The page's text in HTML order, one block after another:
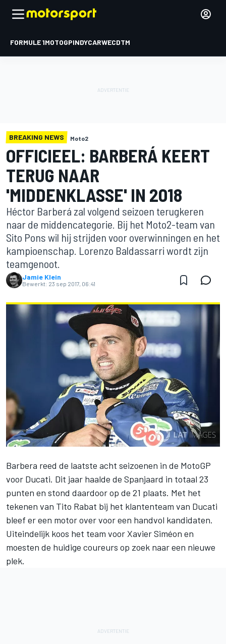
FORMULE 1MOTOGPINDYCARWECDTM
BREAKING NEWS Moto2
OFFICIEEL: BARBERÁ KEERT
TERUG NAAR
'MIDDENKLASSE' IN 2018
Héctor Barberá zal volgend seizoen terugkeren
naar de middencategorie. Bij het Moto2-team van
Sito Pons wil hij strijden voor overwinningen en het
kampioenschap. Lorenzo Baldassarri wordt zijn
teamgenoot.
Jamie Klein
Bewerkt: 23 sep 2017, 06:41
Barbera reed de laatste acht seizoenen in de MotoGP
voor Ducati. Dit jaar haalde de Spanjaard in totaal 23
punten en stond daardoor op de 21 plaats. Met het
tekenen van Tito Rabat bij het klantenteam van Ducati
bleef er een motor over voor een handvol kandidaten.
Uiteindelijk koos het team voor Xavier Siméon en
moesten de huidige coureurs op zoek naar een nieuwe
plek.